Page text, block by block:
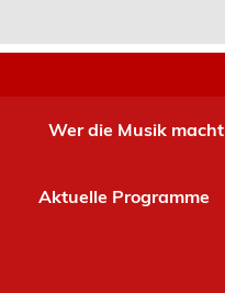
Wer die Musik macht
Aktuelle Programme